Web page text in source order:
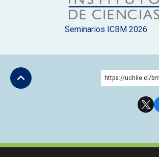
Seminarios ICBM 2026
https://uchile.cl/